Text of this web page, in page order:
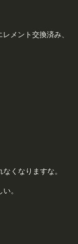
メント交換済み、
くなりますな。
。